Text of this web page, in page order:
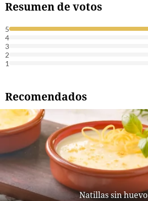
Resumen de votos
5
4
3
2
1
Recomendados
Natillas sin huevo